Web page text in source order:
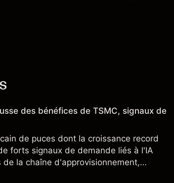
des bénéfices de TSMC, signaux de
de puces dont la croissance record
forts signaux de demande liés à l'IA
la chaîne d'approvisionnement,
performances passées ne préjugent pas